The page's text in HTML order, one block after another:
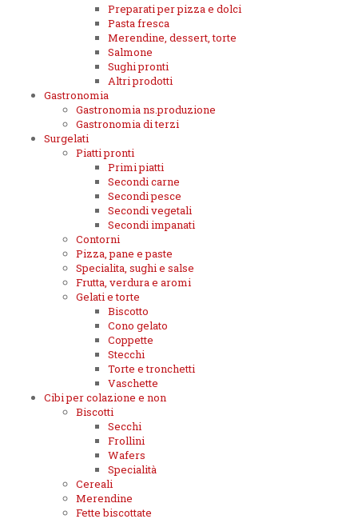
Preparati per pizza e dolci
Pasta fresca
Merendine, dessert, torte
Salmone
Sughi pronti
Altri prodotti
Gastronomia
Gastronomia ns.produzione
Gastronomia di terzi
Surgelati
Piatti pronti
Primi piatti
Secondi carne
Secondi pesce
Secondi vegetali
Secondi impanati
Contorni
Pizza, pane e paste
Specialita, sughi e salse
Frutta, verdura e aromi
Gelati e torte
Biscotto
Cono gelato
Coppette
Stecchi
Torte e tronchetti
Vaschette
Cibi per colazione e non
Biscotti
Secchi
Frollini
Wafers
Specialità
Cereali
Merendine
Fette biscottate